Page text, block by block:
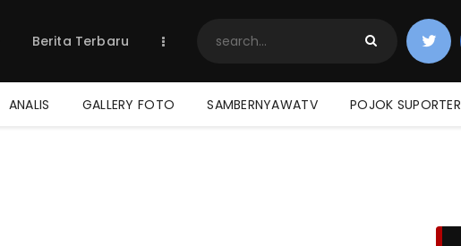
Berita Terbaru
ANALIS GALLERY FOTO SAMBERNYAWATV POJOK SUPORTER
Berita Terbaru
Jadwal & Hasil
Klasemen